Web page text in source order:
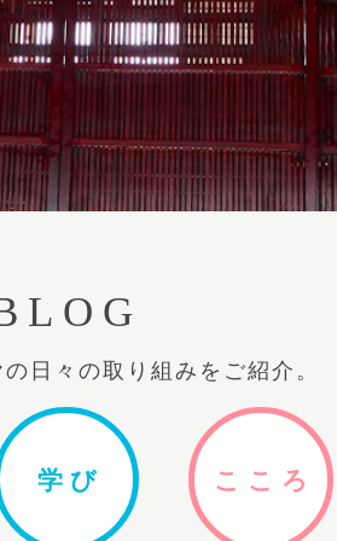
日々の取り組みをご紹介。
学 び ここ ろ